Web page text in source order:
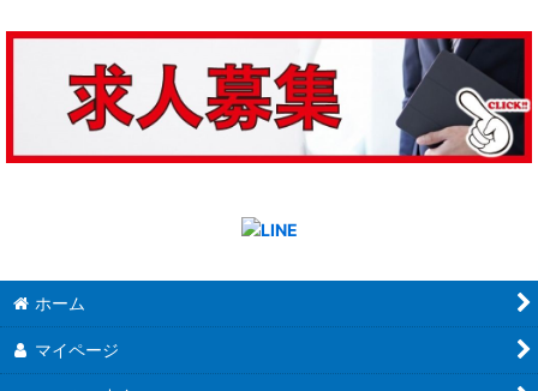
ホーム
マイページ